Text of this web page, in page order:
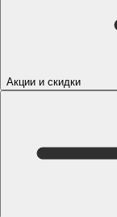
Акции и скидки